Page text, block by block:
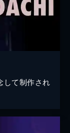
して制作され